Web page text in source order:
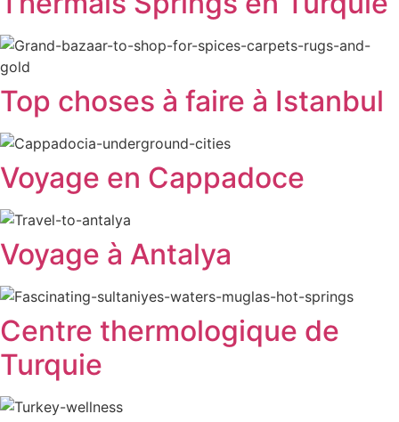
Top choses à faire à Istanbul
Voyage en Cappadoce
Voyage à Antalya
Centre thermologique de
Turquie